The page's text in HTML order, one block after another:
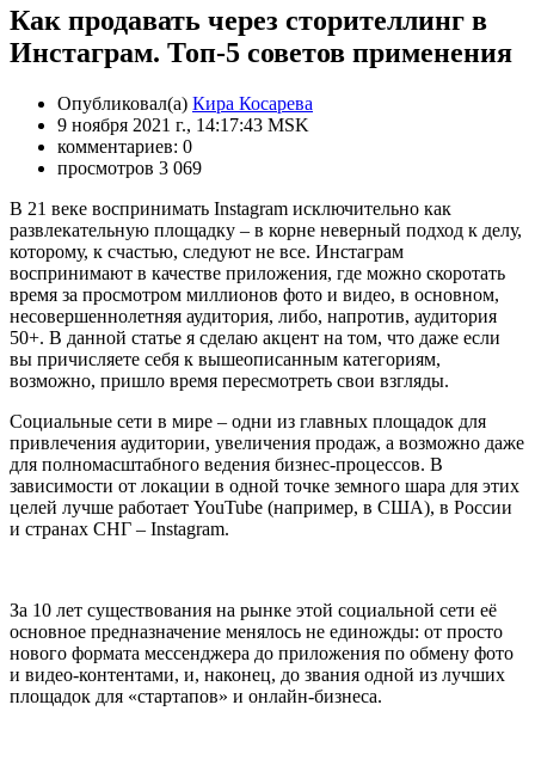
Как продавать через сторителлинг в
Инстаграм. Топ-5 советов применения
Опубликовал(а) Кира Косарева
9 ноября 2021 г., 14:17:43 MSK
комментариев: 0
просмотров 3 069
В 21 веке воспринимать Instagram исключительно как
развлекательную площадку – в корне неверный подход к делу,
которому, к счастью, следуют не все. Инстаграм
воспринимают в качестве приложения, где можно скоротать
время за просмотром миллионов фото и видео, в основном,
несовершеннолетняя аудитория, либо, напротив, аудитория
50+. В данной статье я сделаю акцент на том, что даже если
вы причисляете себя к вышеописанным категориям,
возможно, пришло время пересмотреть свои взгляды.
Социальные сети в мире – одни из главных площадок для
привлечения аудитории, увеличения продаж, а возможно даже
для полномасштабного ведения бизнес-процессов. В
зависимости от локации в одной точке земного шара для этих
целей лучше работает YouTube (например, в США), в России
и странах СНГ – Instagram.
За 10 лет существования на рынке этой социальной сети её
основное предназначение менялось не единожды: от просто
нового формата мессенджера до приложения по обмену фото
и видео-контентами, и, наконец, до звания одной из лучших
площадок для «стартапов» и онлайн-бизнеса.